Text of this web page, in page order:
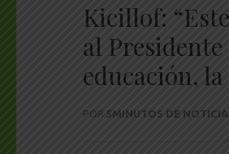
Kicillof:
al
educación,
POR 5MINUTOS DE